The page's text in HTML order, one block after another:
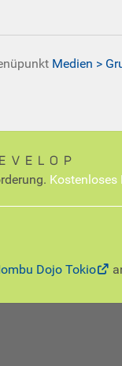
Medien >
Kostenloses
Dojo Tokio